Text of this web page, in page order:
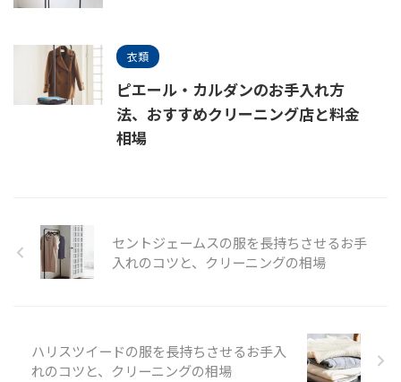
衣類
ピエール・カルダンのお手入れ方
法、おすすめクリーニング店と料金
相場
セントジェームスの服を長持ちさせるお手
入れのコツと、クリーニングの相場
ハリスツイードの服を長持ちさせるお手入
れのコツと、クリーニングの相場